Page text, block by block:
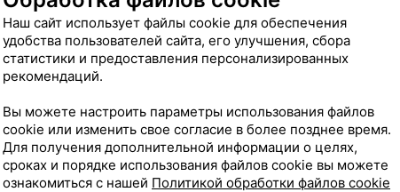
1
Цена по запросу
Цена по
не рекомендую ! Еще
Наш сайт использует файлы cookie для обеспечения
удобства пользователей сайта, его улучшения, сбора
статистики и предоставления персонализированных
рекомендаций.
Вы можете настроить параметры использования файлов
cookie или изменить свое согласие в более позднее время.
Для получения дополнительной информации о целях,
сроках и порядке использования файлов cookie вы можете
ознакомиться с нашей Политикой обработки файлов cookie